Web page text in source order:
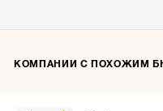
КОМПАНИИ С ПОХОЖИМ